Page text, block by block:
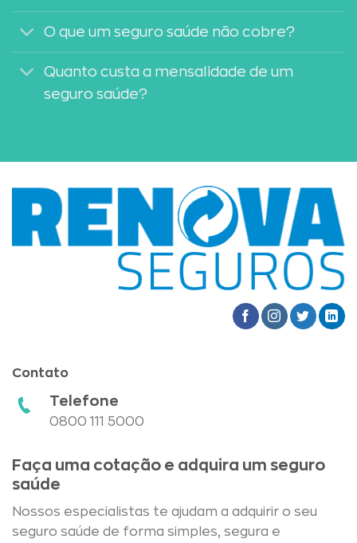
O que um seguro saúde não cobre?
Quanto custa a mensalidade de um
seguro saúde?
Contato
Telefone
0800 111 5000
Faça uma cotação e adquira um seguro
saúde
Nossos especialistas te ajudam a adquirir o seu
seguro saúde de forma simples, segura e